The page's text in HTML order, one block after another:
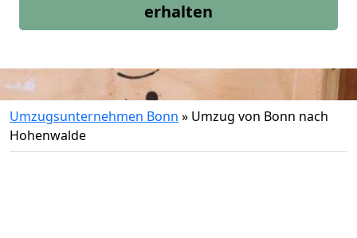
erhalten
Umzugsunternehmen Bonn » Umzug von Bonn nach
Hohenwalde